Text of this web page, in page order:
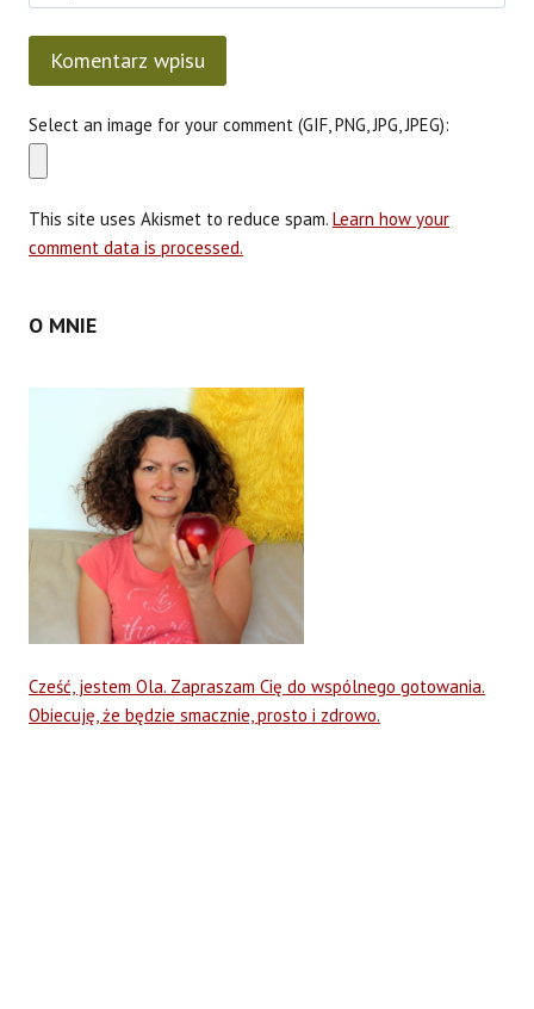
Select an image for your comment (GIF, PNG, JPG, JPEG):
This site uses Akismet to reduce spam. Learn how your
comment data is processed.
O MNIE
Cześć, jestem Ola. Zapraszam Cię do wspólnego gotowania.
Obiecuję, że będzie smacznie, prosto i zdrowo.